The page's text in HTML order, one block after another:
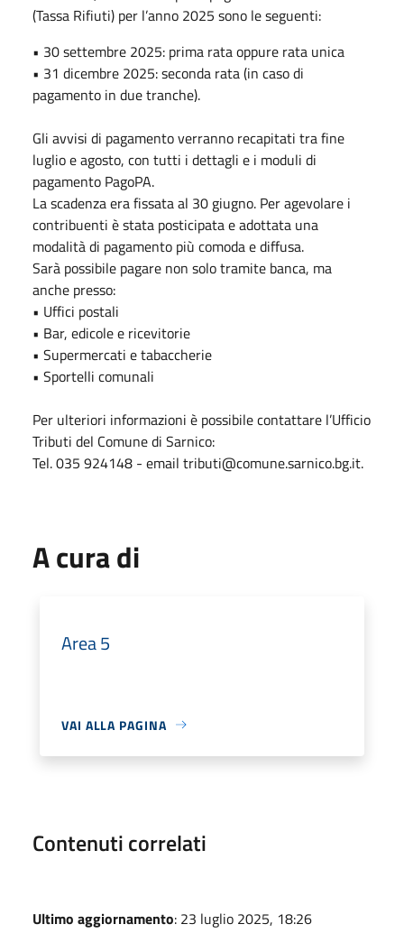
(Tassa Rifiuti) per l’anno 2025 sono le seguenti:
• 30 settembre 2025: prima rata oppure rata unica
• 31 dicembre 2025: seconda rata (in caso di
pagamento in due tranche).
Gli avvisi di pagamento verranno recapitati tra fine
luglio e agosto, con tutti i dettagli e i moduli di
pagamento PagoPA.
La scadenza era fissata al 30 giugno. Per agevolare i
contribuenti è stata posticipata e adottata una
modalità di pagamento più comoda e diffusa.
Sarà possibile pagare non solo tramite banca, ma
anche presso:
• Uffici postali
• Bar, edicole e ricevitorie
• Supermercati e tabaccherie
• Sportelli comunali
Per ulteriori informazioni è possibile contattare l’Ufficio
Tributi del Comune di Sarnico:
Tel. 035 924148 - email tributi@comune.sarnico.bg.it.
A cura di
Area 5
VAI ALLA PAGINA
Contenuti correlati
Ultimo aggiornamento: 23 luglio 2025, 18:26